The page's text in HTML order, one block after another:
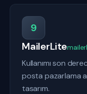
9
MailerLite
Kullanımı son
posta pazarlama
tasarım.